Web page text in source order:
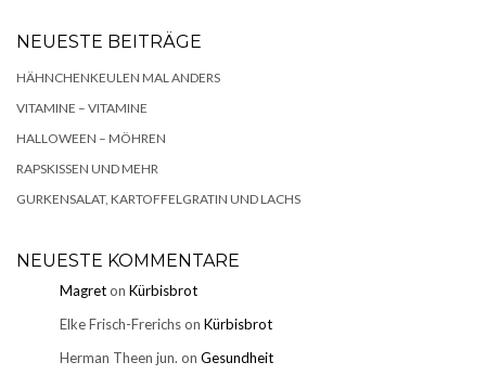
NEUESTE BEITRÄGE
HÄHNCHENKEULEN MAL ANDERS
VITAMINE – VITAMINE
HALLOWEEN – MÖHREN
RAPSKISSEN UND MEHR
GURKENSALAT, KARTOFFELGRATIN UND LACHS
NEUESTE KOMMENTARE
Magreton Kürbisbrot
Elke Frisch-Frerichson Kürbisbrot
Herman Theen jun. on Gesundheit